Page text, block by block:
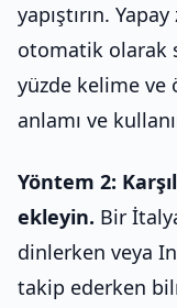
yapıştırın.
otomatik olarak
yüzde kelime ve
anlamı ve
Yöntem 2:
ekleyin. Bir
dinlerken veya
takip ederken